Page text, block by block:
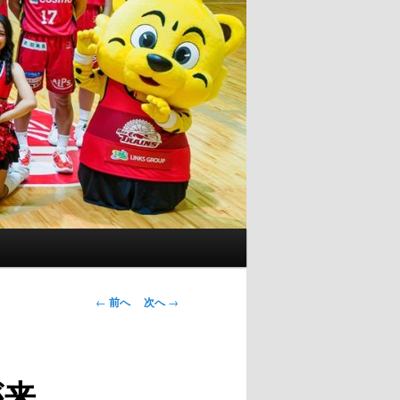
投
← 前へ 次へ→